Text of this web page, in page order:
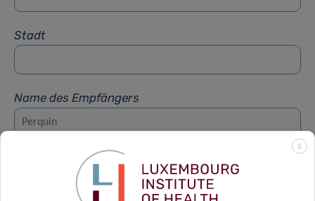
Stadt
Name des Empfängers
Vorname des Empfängers
X